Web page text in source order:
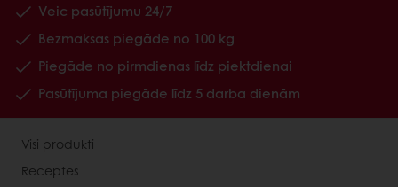
Veic pasūtījumu 24/7
Bezmaksas piegāde no 100 kg
Piegāde no pirmdienas līdz piektdienai
Pasūtījuma piegāde līdz 5 darba dienām
Visi produkti
Receptes